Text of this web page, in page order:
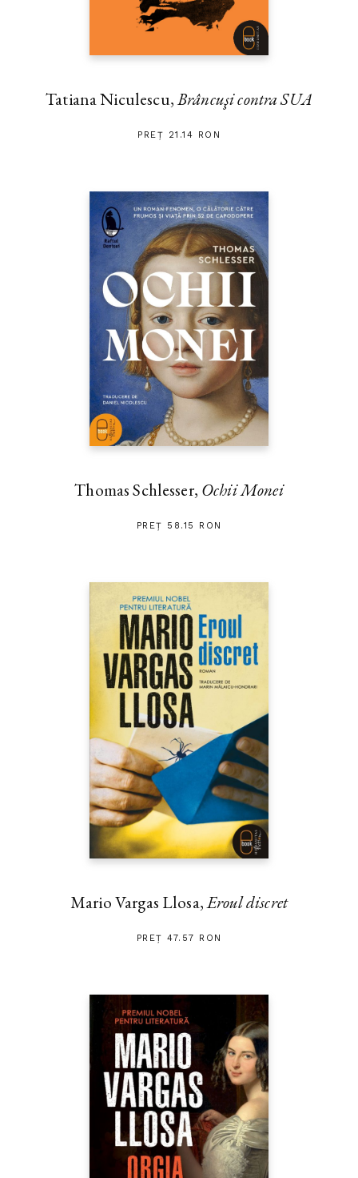
Tatiana Niculescu,Brâncuşi contra SUA
PREȚ 21.14 RON
Thomas Schlesser, Ochii Monei
PREȚ 58.15 RON
Mario Vargas Llosa,Eroul discret
PREȚ 47.57 RON